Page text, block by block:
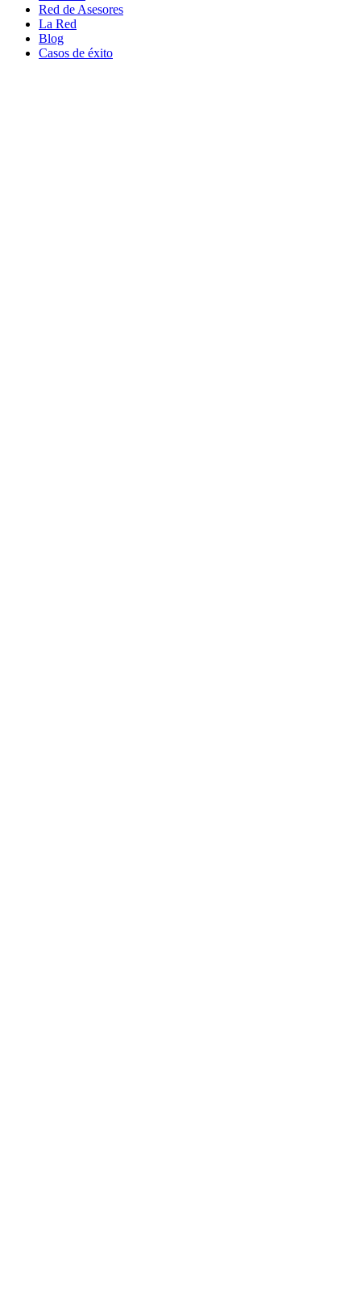
Red de Asesores
La Red
Blog
Casos de éxito